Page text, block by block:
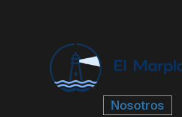
Nosotros